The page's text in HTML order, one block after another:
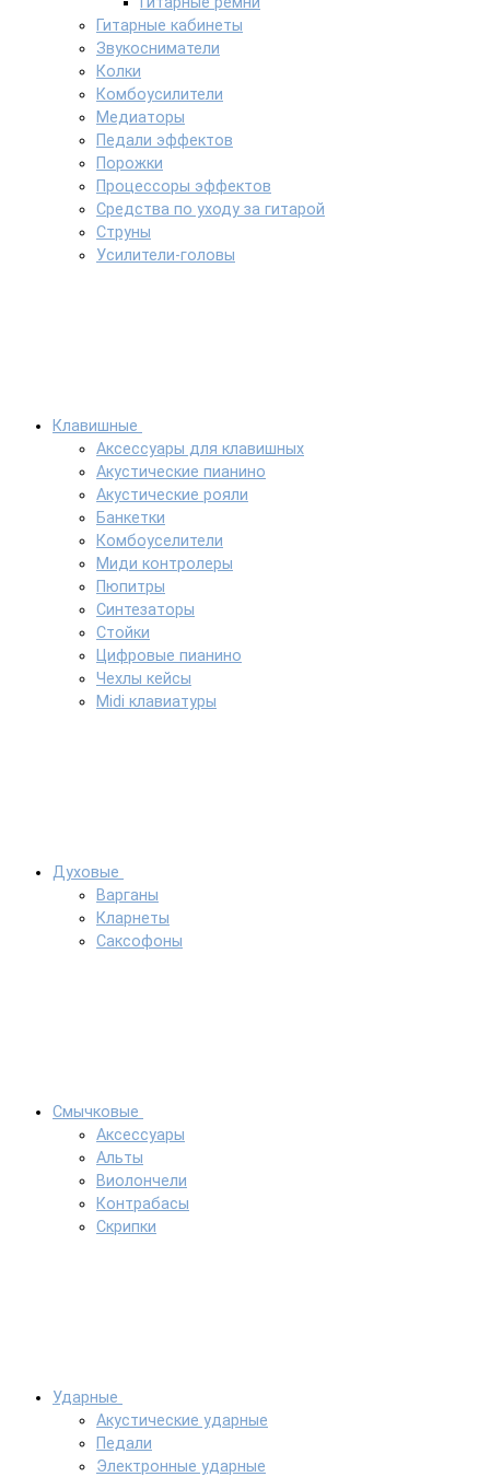
Гитарные кабинеты
Звукосниматели
Колки
Комбоусилители
Медиаторы
Педали эффектов
Порожки
Процессоры эффектов
Средства по уходу за гитарой
Струны
Усилители-головы
Клавишные
Аксессуары для клавишных
Акустические пианино
Акустические рояли
Банкетки
Комбоуселители
Миди контролеры
Пюпитры
Синтезаторы
Стойки
Цифровые пианино
Чехлы кейсы
Midi клавиатуры
Духовые
Варганы
Кларнеты
Саксофоны
Смычковые
Аксессуары
Альты
Виолончели
Контрабасы
Скрипки
Ударные
Акустические ударные
Педали
Электронные ударные